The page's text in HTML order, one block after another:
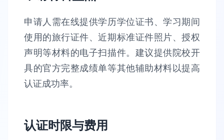
申请人需在线提供学历学位证书、学习期间
使用的旅行证件、近期标准证件照片、授权
声明等材料的电子扫描件。建议提供院校开
具的官方完整成绩单等其他辅助材料以提高
认证成功率。
认证时限与费用